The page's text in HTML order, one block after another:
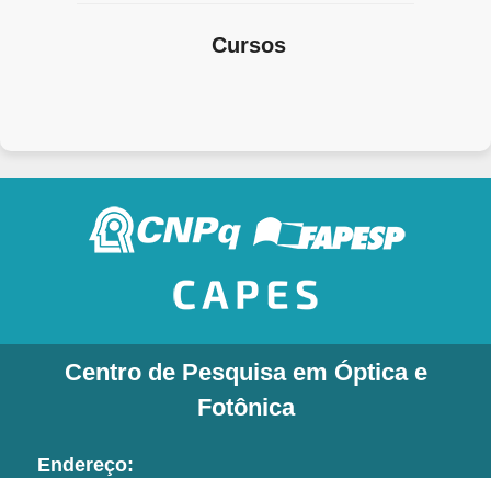
Cursos
Centro de Pesquisa em Óptica e
Fotônica
Endereço: